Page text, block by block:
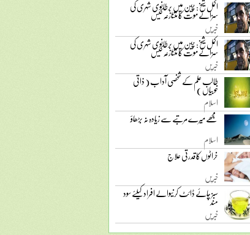
اکمل شیخ: چین میں برطانوی شہری کی
سزائے موت کا متنازعہ کیس
خبریں
اکمل شیخ: چین میں برطانوی شہری کی
سزائے موت کا متنازعہ کیس
خبریں
طالب علم کے شخصی آداب ( ذاتی
خوبیاں )
اسلام
مجھے میرے مرتبے سے زیادہ نہ بڑھاؤ
اسلام
خراٹوں کا قدرتی علاج
خبریں
سبز چائے ڈائٹ کرنیوالے افراد کیلئے سود
مند
خبریں